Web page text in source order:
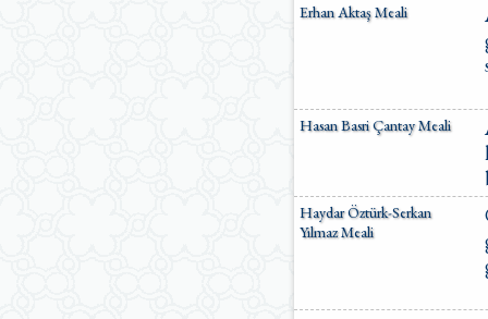
Erhan Aktaş Meali
Hasan Basri Çantay Meali
Haydar Öztürk-Serkan
Yılmaz Meali